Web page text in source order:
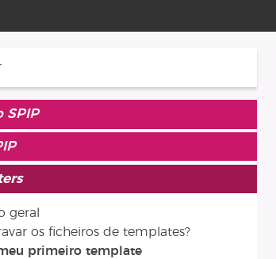
SPIP
geral
os ficheiros de templates?
primeiro template